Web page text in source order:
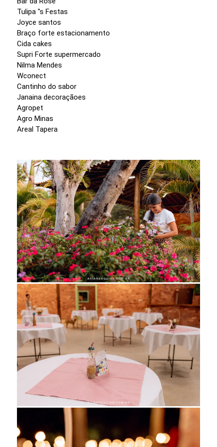
Tulipa "s Festas
Joyce santos
Braço forte estacionamento
Cida cakes
Supri Forte supermercado
Nilma Mendes
Wconect
Cantinho do sabor
Janaina decoraçãoes
Agropet
Agro Minas
Areal Tapera